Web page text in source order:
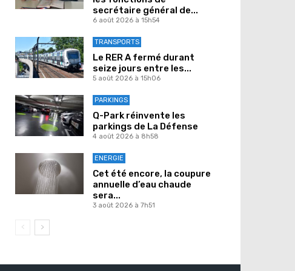
secrétaire général de...
6 août 2026 à 15h54
TRANSPORTS
Le RER A fermé durant
seize jours entre les...
5 août 2026 à 15h06
PARKINGS
Q-Park réinvente les
parkings de La Défense
4 août 2026 à 8h58
ENERGIE
Cet été encore, la coupure
annuelle d’eau chaude
sera...
3 août 2026 à 7h51